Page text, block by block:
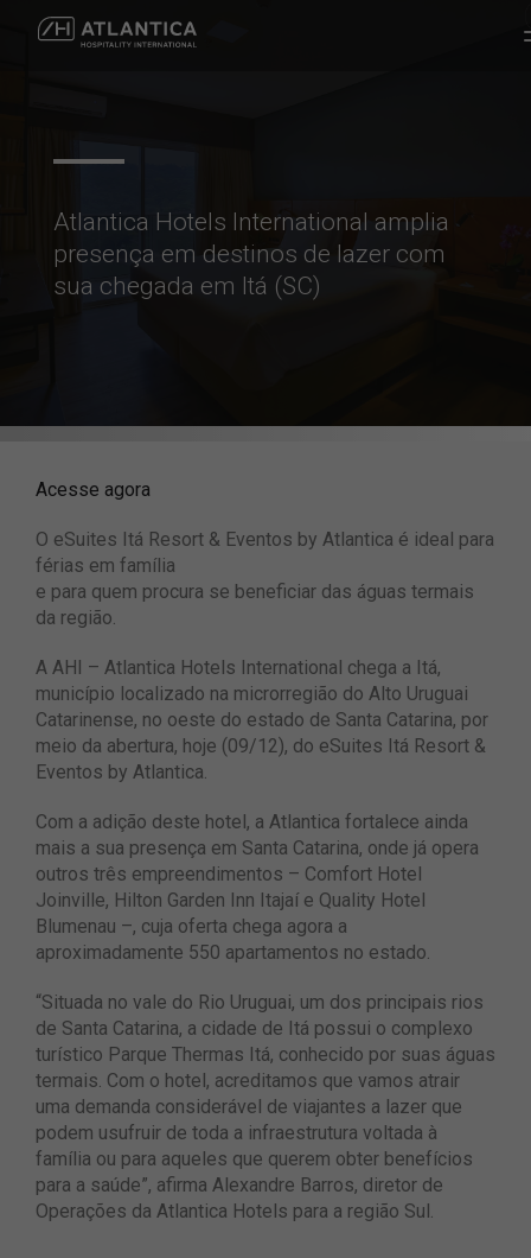
Atlantica Hotels International amplia
presença em destinos de lazer com
sua chegada em Itá (SC)
Acesse agora
O eSuites Itá Resort & Eventos by Atlantica é ideal para
férias em família
e para quem procura se beneficiar das águas termais
da região.
A AHI – Atlantica Hotels International chega a Itá,
município localizado na microrregião do Alto Uruguai
Catarinense, no oeste do estado de Santa Catarina, por
meio da abertura, hoje (09/12), do eSuites Itá Resort &
Eventos by Atlantica.
Com a adição deste hotel, a Atlantica fortalece ainda
mais a sua presença em Santa Catarina, onde já opera
outros três empreendimentos – Comfort Hotel
Joinville, Hilton Garden Inn Itajaí e Quality Hotel
Blumenau –, cuja oferta chega agora a
aproximadamente 550 apartamentos no estado.
“Situada no vale do Rio Uruguai, um dos principais rios
de Santa Catarina, a cidade de Itá possui o complexo
turístico Parque Thermas Itá, conhecido por suas águas
termais. Com o hotel, acreditamos que vamos atrair
uma demanda considerável de viajantes a lazer que
podem usufruir de toda a infraestrutura voltada à
família ou para aqueles que querem obter benefícios
para a saúde”, afirma Alexandre Barros, diretor de
Operações da Atlantica Hotels para a região Sul.